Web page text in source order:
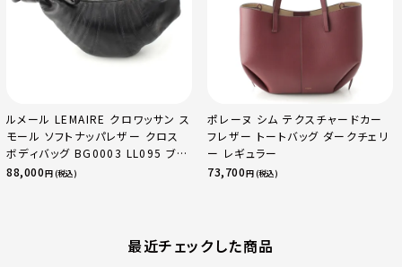
ルメール LEMAIRE クロワッサン ス
モール ソフトナッパレザー クロス
ボディバッグ BG0003 LL095 ブラ
ック
88,000円 (税込)
ポレーヌ シム テクスチャードカー
フレザー トートバッグ ダークチェリ
ー レギュラー
73,700円 (税込)
最近チェックした商品